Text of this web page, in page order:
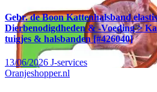
Gebr. de Boon Kattenhalsband
Dierbenodigdheden & -Voeding >
tuigjes & halsbanden [#426040]
13/06/2026 J-services
Oranjeshopper.nl